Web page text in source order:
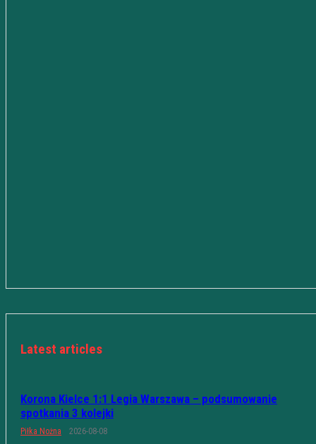
Latest articles
Korona Kielce 1:1 Legia Warszawa – podsumowanie
spotkania 3 kolejki
Piłka Nożna 2026-08-08